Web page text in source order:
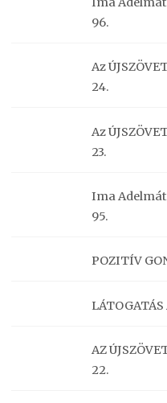
96.
Az
24.
Az
23.
Ima
95.
POZITÍV
AZ
22.